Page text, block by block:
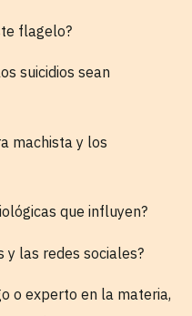
flagelo?
suicidios sean
machista y los
que influyen?
y las redes sociales?
o experto en la materia,